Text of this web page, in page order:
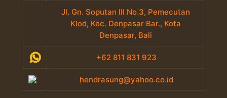
Jl. Gn. Soputan III No.3, Pemecutan
Klod, Kec. Denpasar Bar., Kota
Denpasar, Bali
+62 811 831 923
hendrasung@yahoo.co.id